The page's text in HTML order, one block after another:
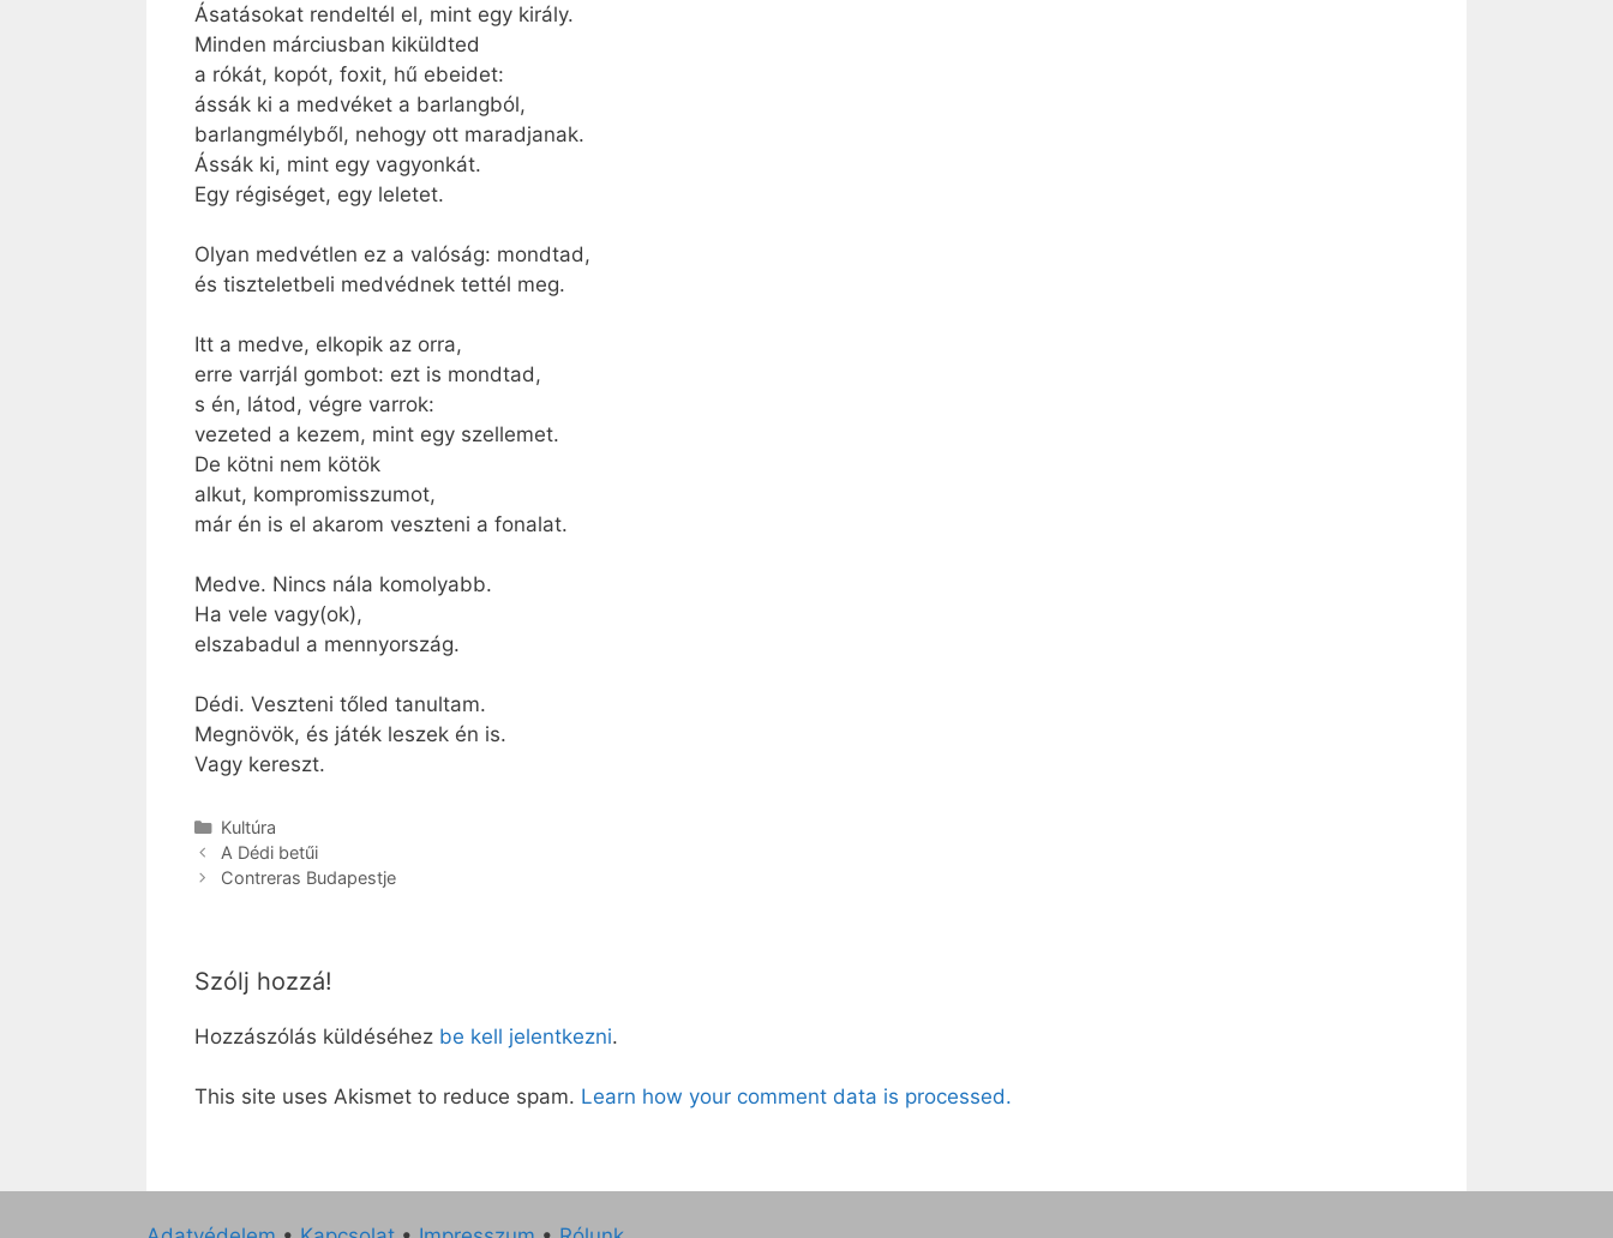
Ásatásokat rendeltél el, mint egy király.
Minden márciusban kiküldted
a rókát, kopót, foxit, hű ebeidet:
ássák ki a medvéket a barlangból,
barlangmélyből, nehogy ott maradjanak.
Ássák ki, mint egy vagyonkát.
Egy régiséget, egy leletet.
Olyan medvétlen ez a valóság: mondtad,
és tiszteletbeli medvédnek tettél meg.
Itt a medve, elkopik az orra,
erre varrjál gombot: ezt is mondtad,
s én, látod, végre varrok:
vezeted a kezem, mint egy szellemet.
De kötni nem kötök
alkut, kompromisszumot,
már én is el akarom veszteni a fonalat.
Medve. Nincs nála komolyabb.
Ha vele vagy(ok),
elszabadul a mennyország.
Dédi. Veszteni tőled tanultam.
Megnövök, és játék leszek én is.
Vagy kereszt.
Kategória
Kultúra
A Dédi betűi
Contreras Budapestje
Szólj hozzá!
Hozzászólás küldéséhez be kell jelentkezni.
This site uses Akismet to reduce spam. Learn how your comment data is processed.